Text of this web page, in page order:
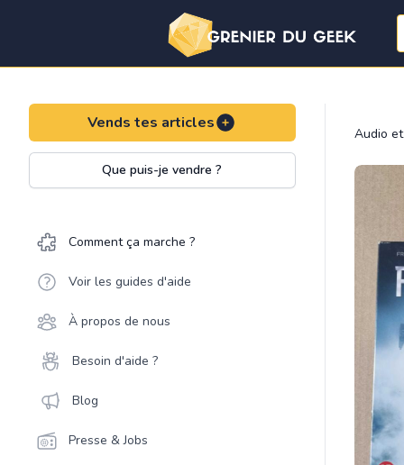
Vends tes articles
Que puis-je vendre ?
Comment ça marche ?
Voir les guides d'aide
À propos de nous
Besoin d'aide ?
Blog
Presse & Jobs
Audio